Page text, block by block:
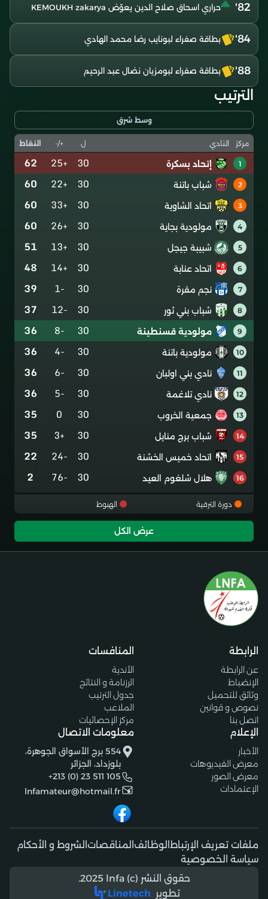
82' حراري اسحاق صلاح الدين يعوّض KEMOUKH zakarya
84' بطاقة صفراء لبونايب رضا محمد الهادي
88' بطاقة صفراء لبومزيان نضال عبد الرحيم
الترتيب
وسط شرق
مركز النادي ل +/- النقاط
1 إتحاد بسكرة 30
+25
62
2 شباب باتنة 30
+22
60
3 اتحاد الشاوية 30
+33
60
4 مولودية بجاية 30
+26
60
5 شبيبة جيجل 30
+13
51
6 اتحاد عنابة 30
+14
48
7 نجم مقرة 30
-1
39
8 شباب بني ثور 30
-12
37
9 مولودية قسنطينة 30
-8
36
10 مولودية باتنة 30
-4
36
11 نادي بني اولبان 30
-6
36
12 نادي تلاغمة 30
-5
36
13 جمعية الخروب 30
0
35
14 شباب برج منايل 30
+3
35
15 اتحاد خميس الخشنة 30
-24
22
16 هلال شلغوم العيد 30
-76
2
دورة الترقية الهبوط
عرض الكل
الرابطة
عن الرابطة
الإنضباط
وثائق للتحميل
نصوص و قوانين
اتصل بنا
المنافسات
الأندية
الرزنامة و النتائج
جدول الترتيب
الملاعب
مركز الإحصائيات
الإعلام
الأخبار
معرض الفيديوهات
معرض الصور
الإعتمادات
معلومات الاتصال
554 برج الأسواق الجوهرة،
بلوزداد، الجزائر
+213 (0) 23 511 105
lnfamateur@hotmail.fr
ملفات تعريف الإرتباط الوظائف المناقصات الشروط و الأحكام
سياسة الخصوصية
حقوق النشر (c) 2025 lnfa.
تطوير Linetech